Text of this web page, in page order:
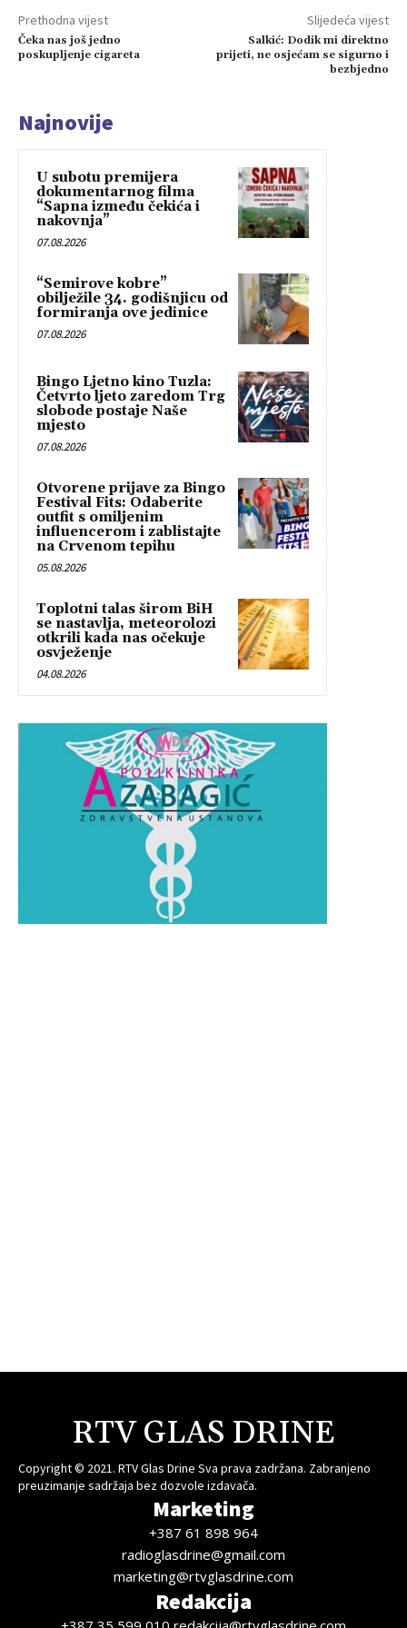
Prethodna vijest
Čeka nas još jedno
poskupljenje cigareta
Slijedeća vijest
Salkić: Dodik mi direktno
prijeti, ne osjećam se sigurno i
bezbjedno
Najnovije
U subotu premijera
dokumentarnog filma
“Sapna između čekića i
nakovnja”
07.08.2026
“Semirove kobre”
obilježile 34. godišnjicu od
formiranja ove jedinice
07.08.2026
Bingo Ljetno kino Tuzla:
Četvrto ljeto zaredom Trg
slobode postaje Naše
mjesto
07.08.2026
Otvorene prijave za Bingo
Festival Fits: Odaberite
outfit s omiljenim
influencerom i zablistajte
na Crvenom tepihu
05.08.2026
Toplotni talas širom BiH
se nastavlja, meteorolozi
otkrili kada nas očekuje
osvježenje
04.08.2026
RTV GLAS DRINE
Copyright © 2021. RTV Glas Drine Sva prava zadržana. Zabranjeno
preuzimanje sadržaja bez dozvole izdavača.
Marketing
+387 61 898 964
radioglasdrine@gmail.com
marketing@rtvglasdrine.com
Redakcija